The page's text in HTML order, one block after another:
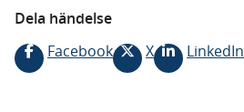
Dela händelse
Facebook
X LinkedIn